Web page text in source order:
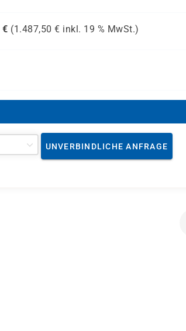
€ (1.487,50 € inkl. 19 % MwSt.)
UNVERBINDLICHE ANFRAGE